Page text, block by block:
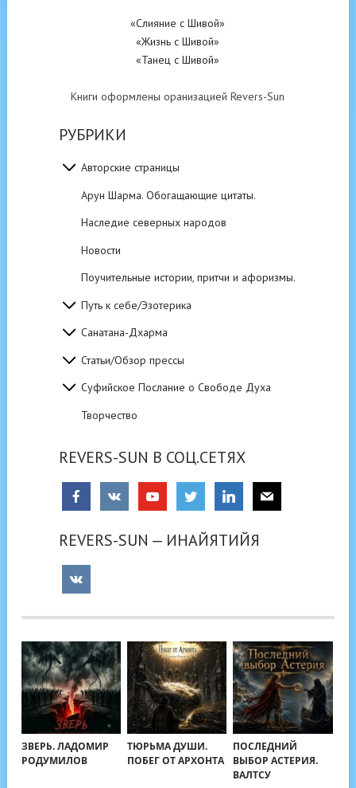
«Слияние с Шивой»
«Жизнь с Шивой»
«Танец с Шивой»
Книги оформлены оранизацией Revers-Sun
РУБРИКИ
Авторские страницы
Арун Шарма. Обогащающие цитаты.
Наследие северных народов
Новости
Поучительные истории, притчи и афоризмы.
Путь к себе/Эзотерика
Санатана-Дхарма
Статьи/Обзор прессы
Суфийское Послание о Свободе Духа
Творчество
REVERS-SUN В СОЦ.СЕТЯХ
REVERS-SUN — ИНАЙЯТИЙЯ
ЗВЕРЬ. ЛАДОМИР
РОДУМИЛОВ
ТЮРЬМА ДУШИ.
ПОБЕГ ОТ АРХОНТА
ПОСЛЕДНИЙ
ВЫБОР АСТЕРИЯ.
ВАЛТСУ